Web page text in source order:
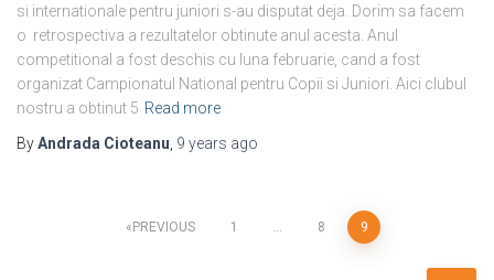
si internationale pentru juniori s-au disputat deja. Dorim sa facem
o retrospectiva a rezultatelor obtinute anul acesta. Anul
competitional a fost deschis cu luna februarie, cand a fost
organizat Campionatul National pentru Copii si Juniori. Aici clubul
nostru a obtinut 5 Read more
ByAndrada Cioteanu 9 years ago
PREVIOUS 1 8 9